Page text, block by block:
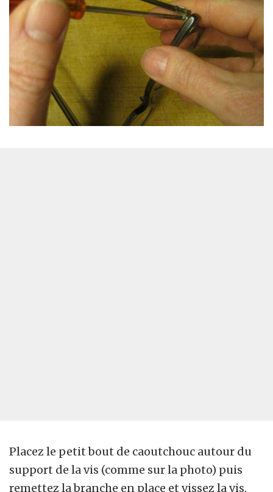
Placez le petit bout de caoutchouc autour du
support de la vis (comme sur la photo) puis
remettez la branche en place et vissez la vis.